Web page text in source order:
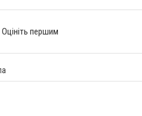
Оцініть першим